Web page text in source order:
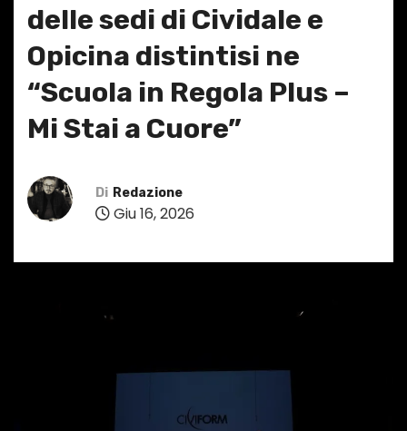
delle sedi di Cividale e
Opicina distintisi ne
“Scuola in Regola Plus –
Mi Stai a Cuore”
Di Redazione
Giu 16, 2026